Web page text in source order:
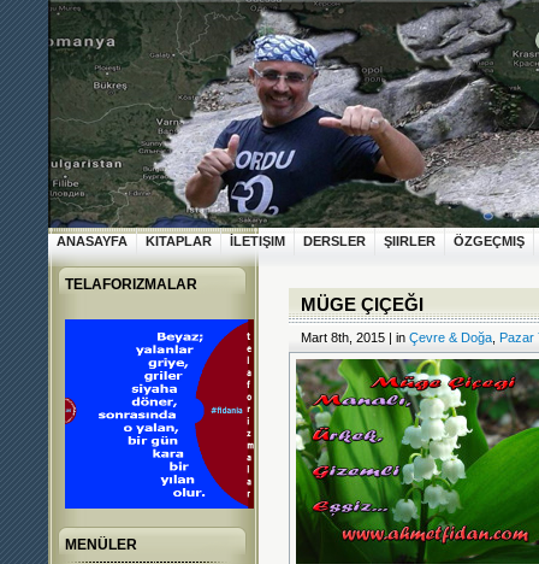
ANASAYFA KITAPLAR İLETIŞIM DERSLER ŞIIRLER ÖZGEÇMIŞ
TELAFORIZMALAR
MENÜLER
MÜGE ÇIÇEĞI
Mart 8th, 2015 | in Çevre & Doğa Pazar